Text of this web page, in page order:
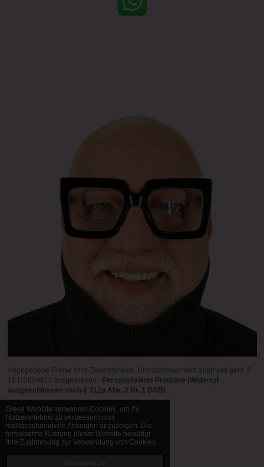
Diese Website verwendet Cookies, um Ihr
Nutzererlebnis zu verbessern und
maßgeschneiderte Anzeigen anzuzeigen. Die
fortgesetzte Nutzung dieser Website bestätigt
Ihre Zustimmung zur Verwendung von Cookies.
Ich stimme zu
Angegebene Preise sind Gesamtpreise. Umsatzsteuer wird aufgrund gem. §
19 UStG nicht ausgewiesen.
Personalisierte Produkte (Widerruf
ausgeschlossen nach § 312g Abs. 2 Nr. 1 BGB)
© 1998 - 2026 Bernd Manfred Brück
Mit Unterstützung vonWebador